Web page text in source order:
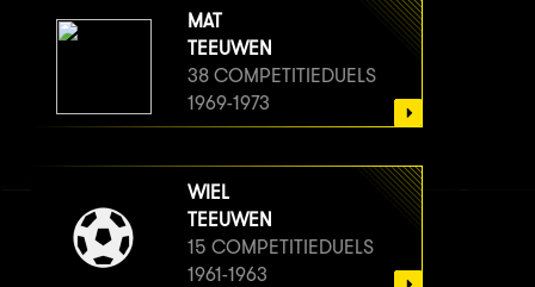
MAT
TEEUWEN
38 COMPETITIEDUELS
1969-1973
WIEL
TEEUWEN
15 COMPETITIEDUELS
1961-1963